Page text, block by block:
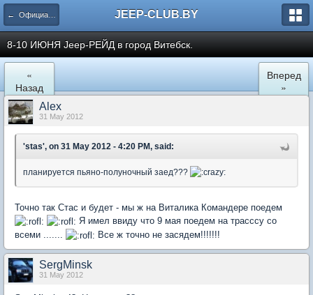
← Официальные клубные мероприятия JEEP-CLUB.BY
8-10 ИЮНЯ Jeep-РЕЙД в город Витебск.
«
Назад
Вперед
»
Alex
31 May 2012
'stas', on 31 May 2012 - 4:20 PM, said:
планируется пьяно-полуночный заед???
Точно так Стас и будет - мы ж на Виталика Командере поедем
Я имел ввиду что 9 мая поедем на трасссу со
всеми .......
Все ж точно не засядем!!!!!!!
SergMinsk
31 May 2012